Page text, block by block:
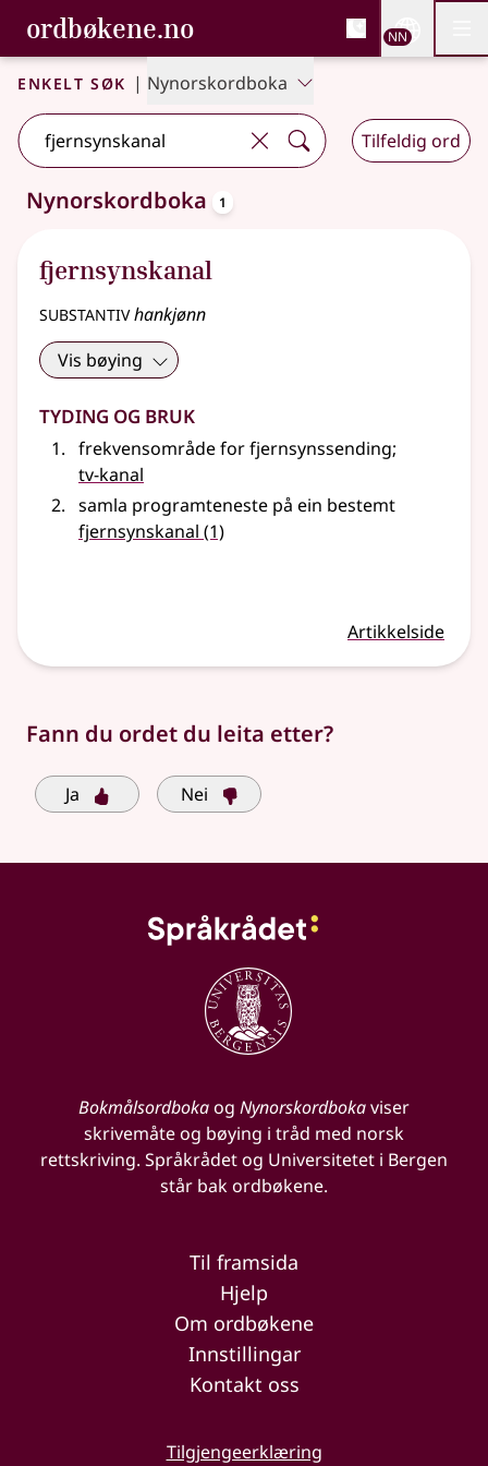
Gå til hovudinnhald
Tilgjenge
ordbøkene.no, Bokmålsordboka og
Bokmålsordboka og Nynorskordboka
NN
Enkelt søk | Nynorskordboka
Tilfeldig ord
Eitt treff.Ytterlegare søkjeforslag tilgjengelege
Nynorskordboka 1
fjernsynskanal
substantivhankjønn
Vis bøying
Tyding og bruk
frekvensområde for fjernsynssending;
tv-kanal
samla programteneste på ein bestemt
fjernsynskanal (1)
Artikkelside
Fann du ordet du leita etter?
Ja Nei
Bokmålsordbokaog Nynorskordbokaviser
skrivemåte og bøying i tråd med norsk
rettskriving. Språkrådet og Universitetet i Bergen
står bak ordbøkene.
Til framsida
Hjelp
Om ordbøkene
Innstillingar
Kontakt oss
Tilgjengeerklæring